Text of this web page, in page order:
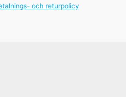
och returpolicy